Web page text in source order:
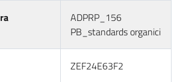
ADPRP_156
PB_standards organici
ZEF24E63F2